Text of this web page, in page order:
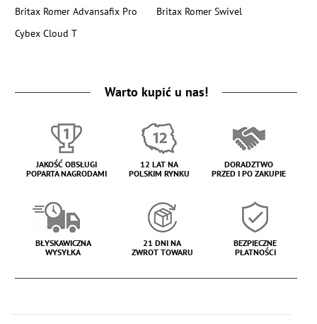
Britax Romer Advansafix Pro
Britax Romer Swivel
Cybex Cloud T
Warto kupić u nas!
JAKOŚĆ OBSŁUGI
POPARTA NAGRODAMI
12 LAT NA
POLSKIM RYNKU
DORADZTWO
PRZED I PO ZAKUPIE
BŁYSKAWICZNA
WYSYŁKA
21 DNI NA
ZWROT TOWARU
BEZPIECZNE
PŁATNOŚCI